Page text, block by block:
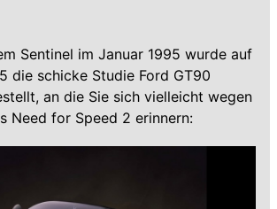
Sentinel im Januar 1995 wurde auf
die schicke Studie Ford GT90
an die Sie sich vielleicht wegen
Need for Speed 2 erinnern: